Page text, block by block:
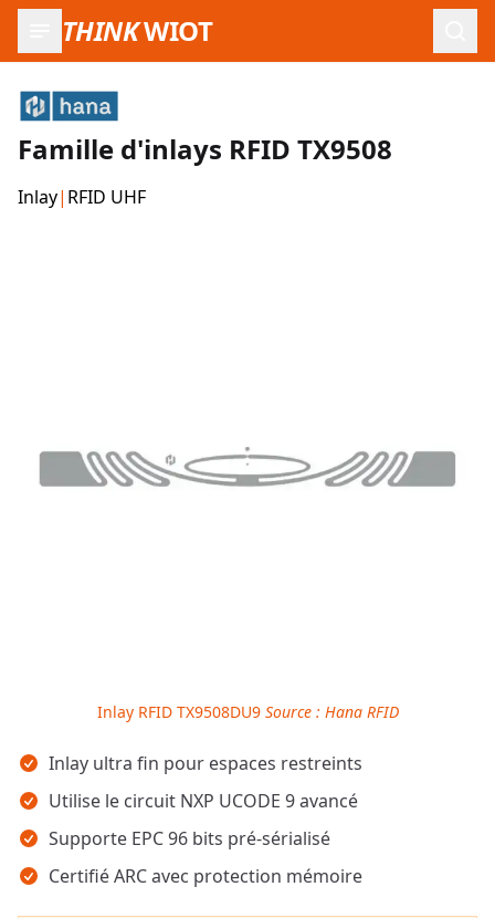
THINKWIOT
Famille d'inlays RFID TX9508
Inlay| RFID UHF
Points clés
Inlay ultra fin pour espaces restreints
Utilise le circuit NXP UCODE 9 avancé
Supporte EPC 96 bits pré-sérialisé
Certifié ARC avec protection mémoire
Inlay RFID TX9508DU9 Source : Hana RFID